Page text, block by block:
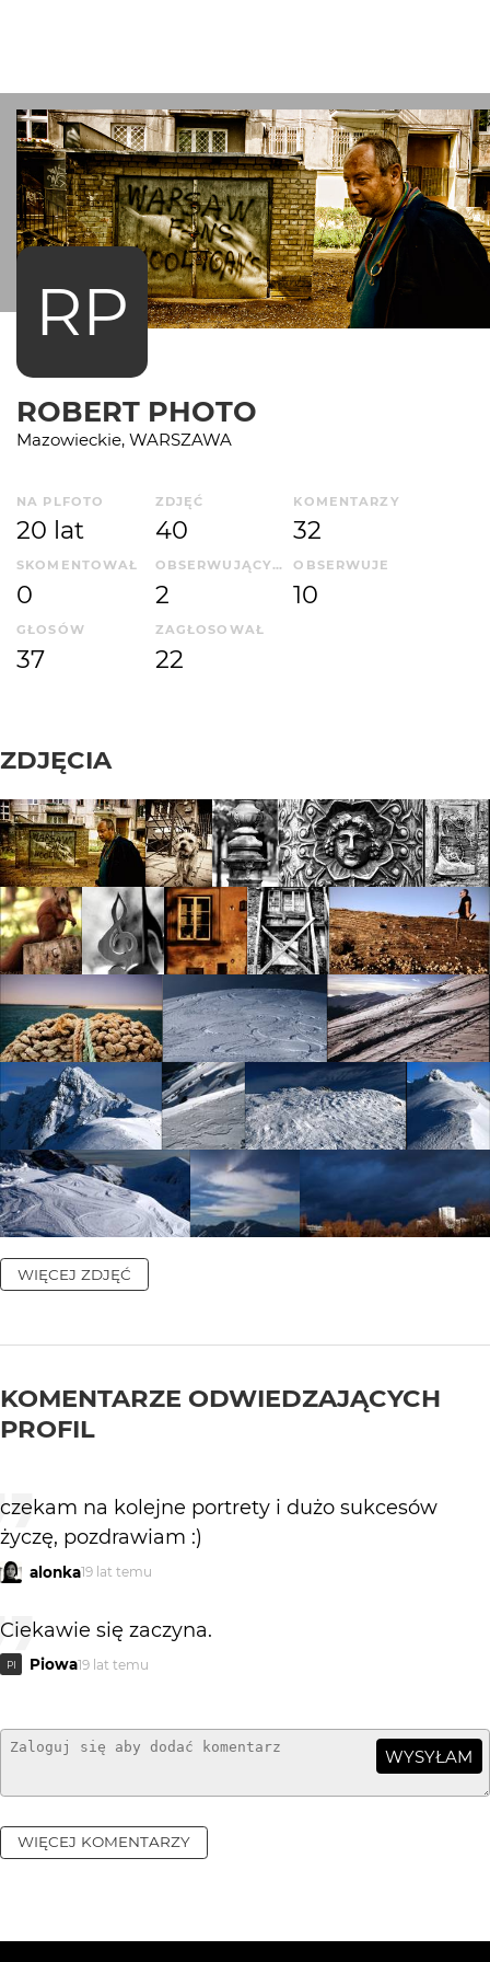
RP
ROBERT PHOTO
Mazowieckie, WARSZAWA
NA PLFOTO
20 lat
ZDJĘĆ
40
KOMENTARZY
32
SKOMENTOWAŁ
0
OBSERWUJĄCYCH
2
OBSERWUJE
10
GŁOSÓW
37
ZAGŁOSOWAŁ
22
ZDJĘCIA
WIĘCEJ ZDJĘĆ
KOMENTARZE ODWIEDZAJĄCYCH
PROFIL
czekam na kolejne portrety i dużo sukcesów
życzę, pozdrawiam :)
alonka19 lat temu
Ciekawie się zaczyna.
PI Piowa19 lat temu
WYSYŁAM
WIĘCEJ KOMENTARZY